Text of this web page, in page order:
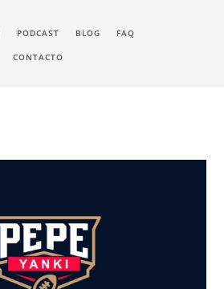
PODCAST BLOG FAQ
CONTACTO